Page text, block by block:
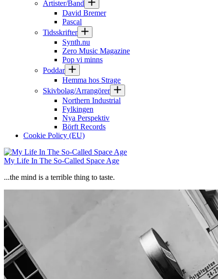
Artister/Band
David Bremer
Pascal
Tidsskrifter
Synth.nu
Zero Music Magazine
Pop vi minns
Poddar
Hemma hos Strage
Skivbolag/Arrangörer
Northern Industrial
Fylkingen
Nya Perspektiv
Börft Records
Cookie Policy (EU)
My Life In The So-Called Space Age
...the mind is a terrible thing to taste.